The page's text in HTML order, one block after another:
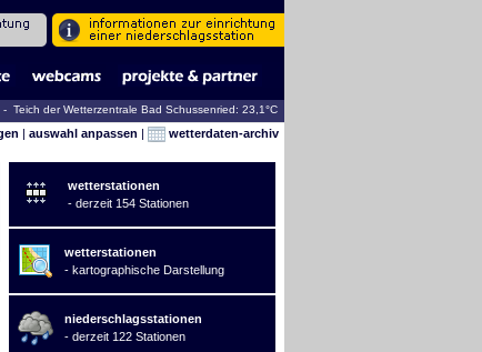
Teich der Wetterzentrale Bad Schussenried: 23,1°C
| auswahl anpassen | wetterdaten-archiv
wetterstationen
- derzeit 154 Stationen
wetterstationen
- kartographische Darstellung
niederschlagsstationen
- derzeit 122 Stationen